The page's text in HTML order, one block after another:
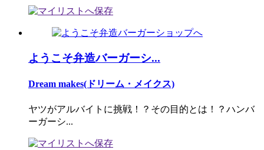
ようこそ弁造バーガーシ...
Dream makes(ドリーム・メイクス)
ヤツがアルバイトに挑戦！？その目的とは！？ハンバ
ーガーシ...